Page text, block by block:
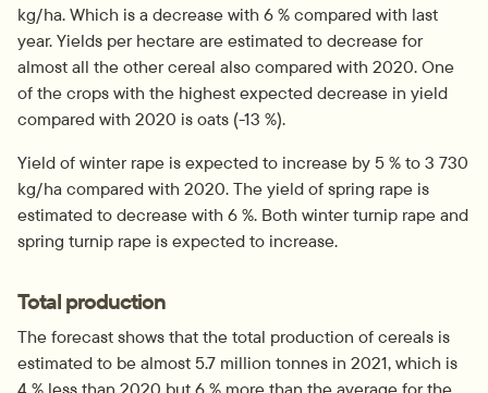
kg/ha. Which is a decrease with 6 % compared with last
year. Yields per hectare are estimated to decrease for
almost all the other cereal also compared with 2020. One
of the crops with the highest expected decrease in yield
compared with 2020 is oats (-13 %).
Yield of winter rape is expected to increase by 5 % to 3 730
kg/ha compared with 2020. The yield of spring rape is
estimated to decrease with 6 %. Both winter turnip rape and
spring turnip rape is expected to increase.
Total production
The forecast shows that the total production of cereals is
estimated to be almost 5.7 million tonnes in 2021, which is
4 % less than 2020 but 6 % more than the average for the